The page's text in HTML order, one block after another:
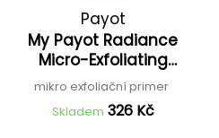
Payot
My Payot Radiance
Micro-Exfoliating
Essence
mikro exfoliační primer
Skladem 326 Kč